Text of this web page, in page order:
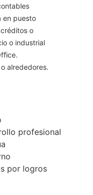
en puesto
o
o industrial
alrededores.
profesional
por logros